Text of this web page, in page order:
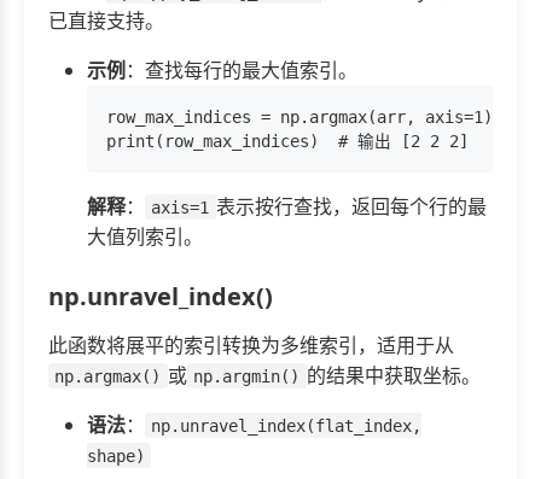
已直接支持。
示例：查找每行的最大值索引。
row_max_indices = np.argmax(arr, axis=1)
解释： axis=1 表示按行查找，返回每个行的最
大值列索引。
np.unravel_index()
此函数将展平的索引转换为多维索引，适用于从
np.argmax() 或 np.argmin() 的结果中获取坐标。
语法：
np.unravel_index(flat_index,
shape)